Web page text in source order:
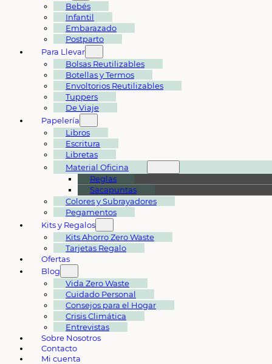
Bebés
Infantil
Embarazado
Postparto
Para Llevar
Bolsas Reutilizables
Botellas y Termos
Envoltorios Reutilizables
Tuppers
De Viaje
Papelería
Libros
Escritura
Libretas
Material Oficina
Reglas
Sacapuntas
Colores y Subrayadores
Pegamentos
Kits y Regalos
Kits Ahorro Zero Waste
Tarjetas Regalo
Ofertas
Blog
Vida Zero Waste
Cuidado Personal
Consejos para el Hogar
Crisis Climática
Entrevistas
Sobre Nosotros
Contacto
Mi cuenta